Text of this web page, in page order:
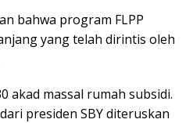
bahwa program FLPP
yang telah dirintis oleh
akad massal rumah subsidi.
presiden SBY diteruskan